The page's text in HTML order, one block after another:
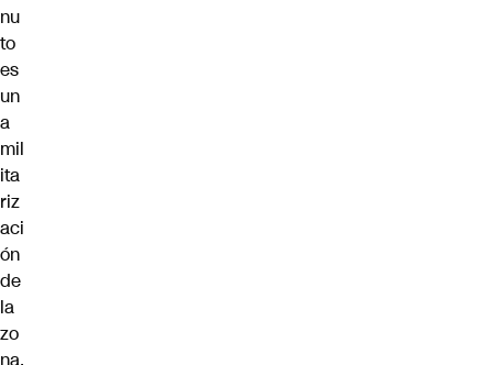
nu
to
es
un
a
mil
ita
riz
aci
ón
de
la
zo